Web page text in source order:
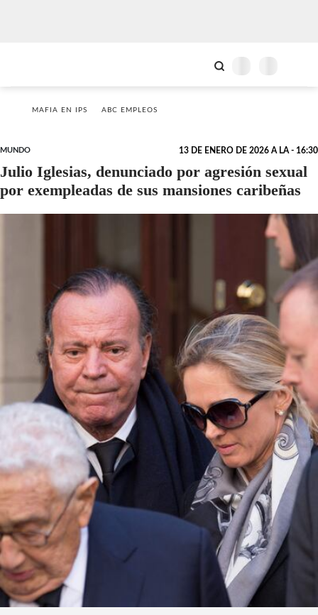
MAFIA EN IPS ABC EMPLEOS
MUNDO 13 DE ENERO DE 2026 A LA - 16:30
Julio Iglesias, denunciado por agresión sexual
por exempleadas de sus mansiones caribeñas